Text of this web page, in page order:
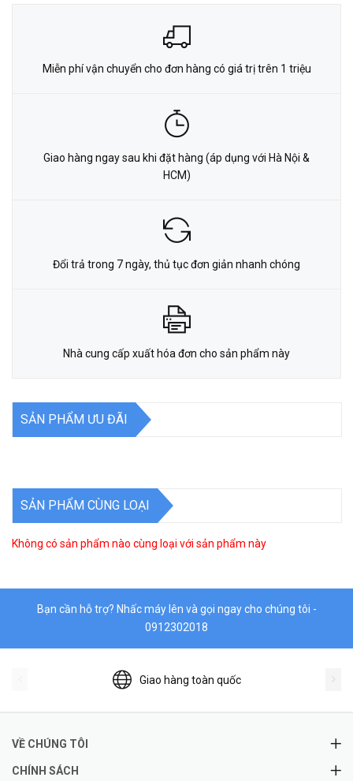
Miễn phí vận chuyển cho đơn hàng có giá trị trên 1 triệu
Giao hàng ngay sau khi đặt hàng (áp dụng với Hà Nội &
HCM)
Đổi trả trong 7 ngày, thủ tục đơn giản nhanh chóng
Nhà cung cấp xuất hóa đơn cho sản phẩm này
SẢN PHẨM ƯU ĐÃI
SẢN PHẨM CÙNG LOẠI
Không có sản phẩm nào cùng loại với sản phẩm này
Bạn cần hỗ trợ? Nhấc máy lên và gọi ngay cho chúng tôi -
0912302018
Giao hàng toàn quốc
VỀ CHÚNG TÔI
CHÍNH SÁCH